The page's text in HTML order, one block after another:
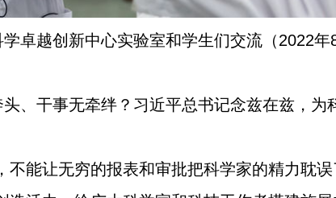
卓越创新中心实验室和学生们交流（2022
、干事无牵绊？习近平总书记念兹在兹，为
能让无穷的报表和审批把科学家的精力耽误